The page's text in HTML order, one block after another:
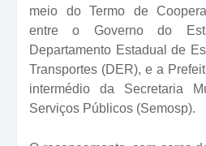
meio do Termo de
entre o Governo do
Departamento Estadual de
Transportes (DER), e a
intermédio da Secretaria
Serviços Públicos (Semosp).